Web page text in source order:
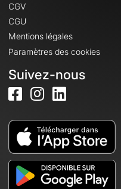
CGV
CGU
Mentions légales
Paramètres des cookies
Suivez-nous